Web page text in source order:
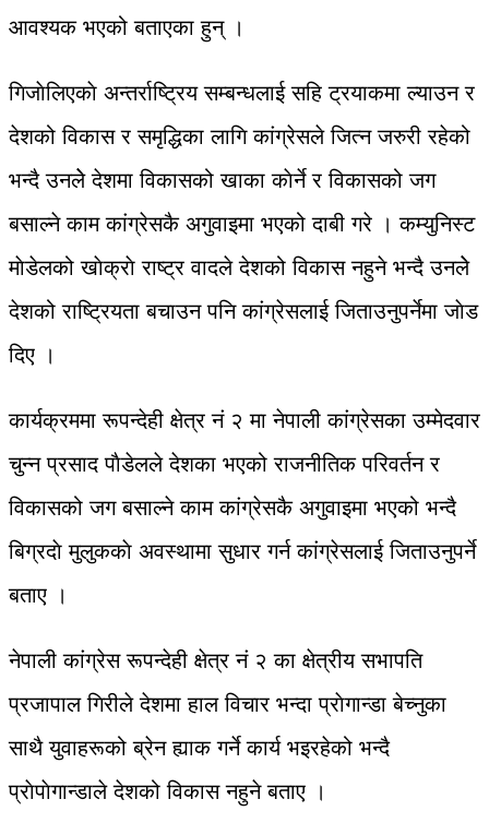
आवश्यक भएको बताएका हुन् ।
गिजाेलिएकाे अन्तर्राष्ट्रिय सम्बन्धलाई सहि ट्रयाकमा ल्याउन र
देशको विकास र समृद्धिका लागि कांग्रेसले जित्न जरुरी रहेको
भन्दै उनलेे देशमा विकासको खाका काेर्ने र विकासको जग
बसाल्ने काम कांग्रेसकै अगुवाइमा भएको दाबी गरे । कम्युनिस्ट
माेडेलको खाेक्राे राष्ट्र वादले देशको विकास नहुने भन्दै उनलेे
देशको राष्ट्रियता बचाउन पनि कांग्रेसलाई जिताउनुपर्नेमा जाेड
दिए ।
कार्यक्रममा रूपन्देही क्षेत्र नं २ मा नेपाली कांग्रेसका उम्मेदवार
चुन्न प्रसाद पाैडेलले देशका भएको राजनीतिक परिवर्तन र
विकासको जग बसाल्ने काम कांग्रेसकै अगुवाइमा भएको भन्दै
बिग्रदाे मुलुककाे अवस्थामा सुधार गर्न कांग्रेसलाई जिताउनुपर्ने
बताए ।
नेपाली कांग्रेस रूपन्देही क्षेत्र नं २ का क्षेत्रीय सभापति
प्रजापाल गिरीले देशमा हाल विचार भन्दा प्राेगान्डा बेच्नुका
साथै युवाहरूको ब्रेन ह्याक गर्ने कार्य भइरहेको भन्दै
प्राेपाेगान्डाले देशको विकास नहुने बताए ।